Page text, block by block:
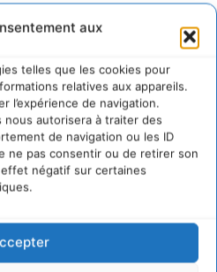
aux
telles que les cookies pour
relatives aux appareils.
l’expérience de navigation.
autorisera à traiter des
de navigation ou les ID
ne pas consentir ou de retirer son
négatif sur certaines
M'ABONNE